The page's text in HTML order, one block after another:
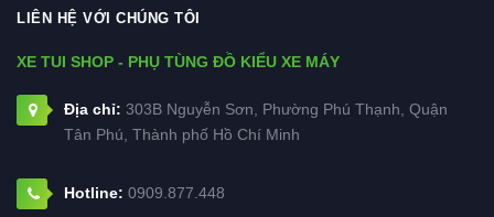
LIÊN HỆ VỚI CHÚNG TÔI
XE TUI SHOP - PHỤ TÙNG ĐỒ KIỂU XE MÁY
Địa chỉ: 303B Nguyễn Sơn, Phường Phú Thạnh, Quận
Tân Phú, Thành phố Hồ Chí Minh
Hotline: 0909.877.448